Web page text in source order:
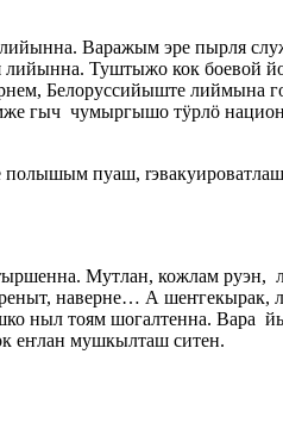
Варажым эре пырля
Туштыжо кок боевой
Белоруссийыште лиймына
гыч чумыргышо тӱрлӧ
полышым пуаш,
Мутлан, кожлам
наверне… А
ныл тоям шогалтенна. Вара
еҥлан мушкылташ ситен.